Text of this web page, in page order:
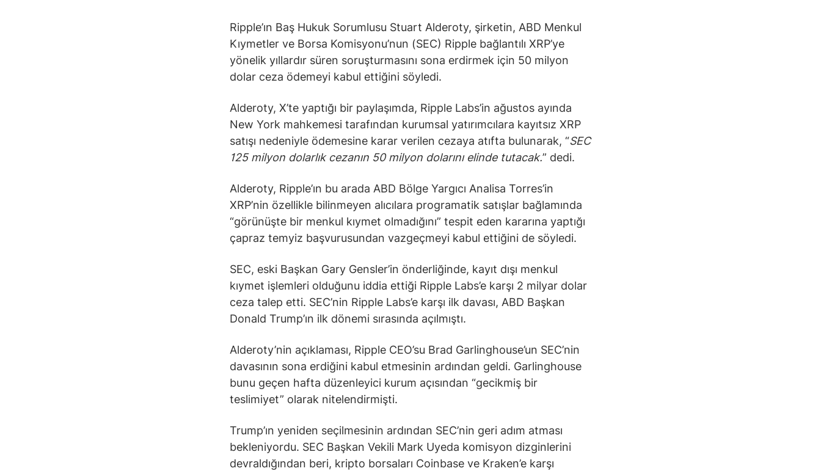
Ripple’ın Baş Hukuk Sorumlusu Stuart Alderoty, şirketin, ABD Menkul
Kıymetler ve Borsa Komisyonu’nun (SEC) Ripple bağlantılı XRP’ye
yönelik yıllardır süren soruşturmasını sona erdirmek için 50 milyon
dolar ceza ödemeyi kabul ettiğini söyledi.
Alderoty, X’te yaptığı bir paylaşımda, Ripple Labs’in ağustos ayında
New York mahkemesi tarafından kurumsal yatırımcılara kayıtsız XRP
satışı nedeniyle ödemesine karar verilen cezaya atıfta bulunarak, “SEC
125 milyon dolarlık cezanın 50 milyon dolarını elinde tutacak.” dedi.
Alderoty, Ripple’ın bu arada ABD Bölge Yargıcı Analisa Torres’in
XRP’nin özellikle bilinmeyen alıcılara programatik satışlar bağlamında
“görünüşte bir menkul kıymet olmadığını” tespit eden kararına yaptığı
çapraz temyiz başvurusundan vazgeçmeyi kabul ettiğini de söyledi.
SEC, eski Başkan Gary Gensler’in önderliğinde, kayıt dışı menkul
kıymet işlemleri olduğunu iddia ettiği Ripple Labs’e karşı 2 milyar dolar
ceza talep etti. SEC’nin Ripple Labs’e karşı ilk davası, ABD Başkan
Donald Trump’ın ilk dönemi sırasında açılmıştı.
Alderoty’nin açıklaması, Ripple CEO’su Brad Garlinghouse’un SEC’nin
davasının sona erdiğini kabul etmesinin ardından geldi. Garlinghouse
bunu geçen hafta düzenleyici kurum açısından “gecikmiş bir
teslimiyet” olarak nitelendirmişti.
Trump’ın yeniden seçilmesinin ardından SEC’nin geri adım atması
bekleniyordu. SEC Başkan Vekili Mark Uyeda komisyon dizginlerini
devraldığından beri, kripto borsaları Coinbase ve Kraken’e karşı